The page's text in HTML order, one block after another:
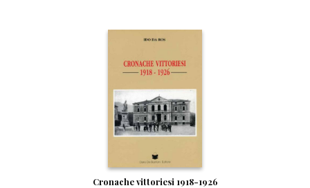
Cronache vittoriesi 1918-1926